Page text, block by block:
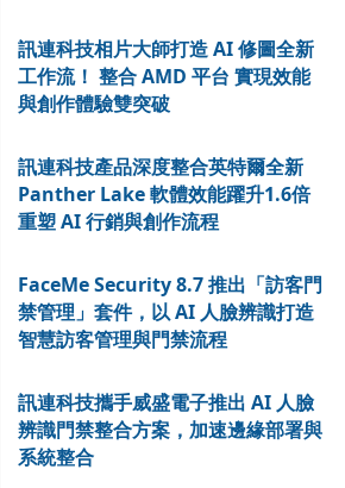
訊連科技相片大師打造 AI 修圖全新
工作流！ 整合 AMD 平台 實現效能
與創作體驗雙突破
訊連科技產品深度整合英特爾全新
Panther Lake 軟體效能躍升1.6倍
重塑 AI 行銷與創作流程
FaceMe Security 8.7 推出「訪客門
禁管理」套件，以 AI 人臉辨識打造
智慧訪客管理與門禁流程
訊連科技攜手威盛電子推出 AI 人臉
辨識門禁整合方案，加速邊緣部署與
系統整合